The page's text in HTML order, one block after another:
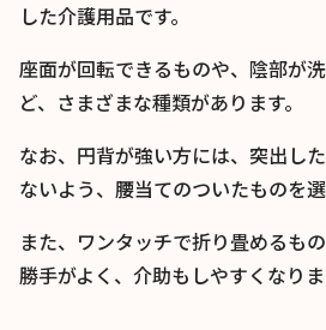
した介護用品です。
座面が回転できるものや、陰部が
ど、さまざまな種類があります。
なお、円背が強い方には、突出し
ないよう、腰当てのついたものを
また、ワンタッチで折り畳めるも
勝手がよく、介助もしやすくなりま